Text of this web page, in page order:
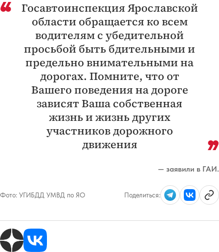
Госавтоинспекция Ярославской
области обращается ко всем
водителям с убедительной
просьбой быть бдительными и
предельно внимательными на
дорогах. Помните, что от
Вашего поведения на дороге
зависят Ваша собственная
жизнь и жизнь других
участников дорожного
движения
— заявили в ГАИ.
Фото: УГИБДД УМВД по ЯО Поделиться: